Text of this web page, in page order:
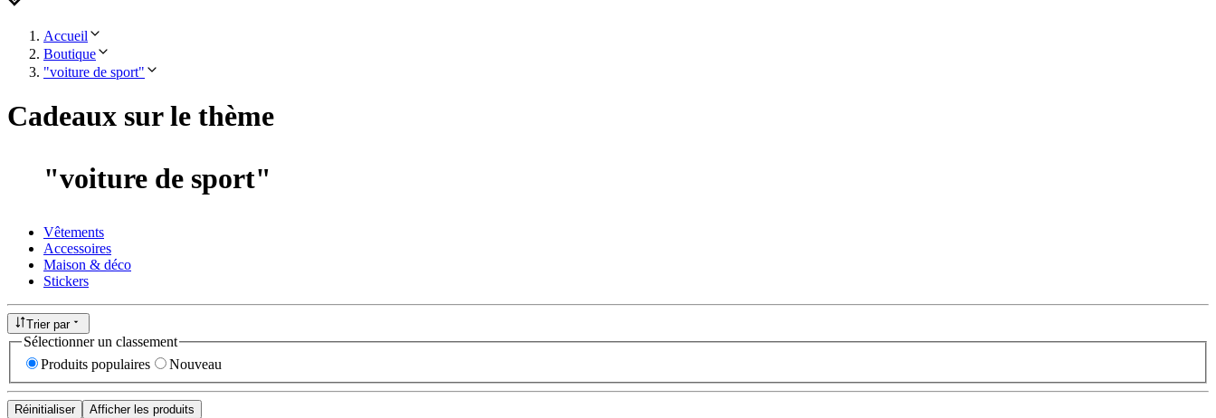
Accueil
Boutique
"voiture de sport"
Cadeaux sur le thème
"voiture de sport"
Vêtements
Accessoires
Maison & déco
Stickers
Trier par
Sélectionner un classement
Produits populaires
Nouveau
Réinitialiser
Afficher les produits